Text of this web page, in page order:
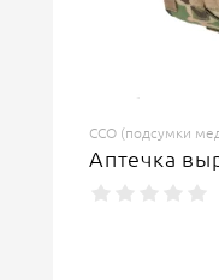
ССО (подсумки
Аптечка